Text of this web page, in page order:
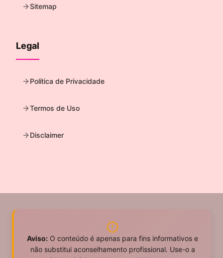
Sitemap
Legal
Política de Privacidade
Termos de Uso
Disclaimer
Aviso: O conteúdo é apenas para fins informativos e
não substitui aconselhamento profissional. Use-o a